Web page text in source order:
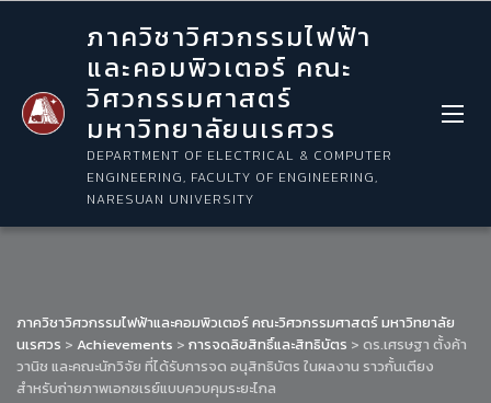
ภาควิชาวิศวกรรมไฟฟ้า
และคอมพิวเตอร์ คณะ
วิศวกรรมศาสตร์
มหาวิทยาลัยนเรศวร
DEPARTMENT OF ELECTRICAL & COMPUTER
ENGINEERING, FACULTY OF ENGINEERING,
NARESUAN UNIVERSITY
ภาควิชาวิศวกรรมไฟฟ้าและคอมพิวเตอร์ คณะวิศวกรรมศาสตร์ มหาวิทยาลัย
นเรศวร > Achievements > การจดลิขสิทธิ์และสิทธิบัตร > ดร.เศรษฐา ตั้งค้า
วานิช และคณะนักวิจัย ที่ได้รับการจด อนุสิทธิบัตร ในผลงาน ราวกั้นเตียง
สำหรับถ่ายภาพเอกซเรย์แบบควบคุมระยะไกล